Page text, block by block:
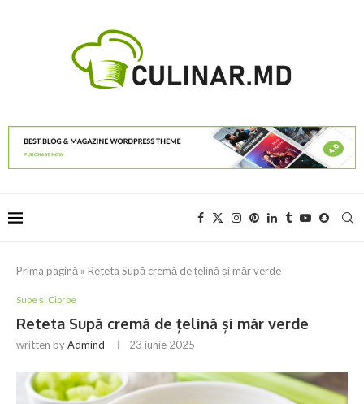
Prima pagină » Reteta Supă cremă de țelină și măr verde
Supe și Ciorbe
Reteta Supă cremă de țelină și măr verde
written byAdmind 23 iunie 2025